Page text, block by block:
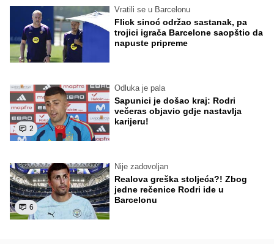
Vratili se u Barcelonu
Flick sinoć održao sastanak, pa
trojici igrača Barcelone saopštio da
napuste pripreme
2
Odluka je pala
Sapunici je došao kraj: Rodri
večeras objavio gdje nastavlja
karijeru!
6
Nije zadovoljan
Realova greška stoljeća?! Zbog
jedne rečenice Rodri ide u
Barcelonu